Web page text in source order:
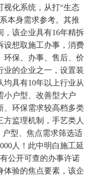
视化系统，从打“生态
本身需求参考。其推
，该企业具有16年精拆
设想取施工办事，消费
环保、办事、售后、价
业的企业之一，设置装
具有10年以上行业从
小户型、改善型大户
、环保需求较高档多类
监理机制，手艺类人
户型、焦点需求筛选适
人！此中明白施工延
公开可查的办事许诺
体验的焦点要素，该企